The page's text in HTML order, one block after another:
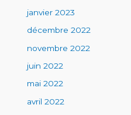
janvier 2023
décembre 2022
novembre 2022
juin 2022
mai 2022
avril 2022